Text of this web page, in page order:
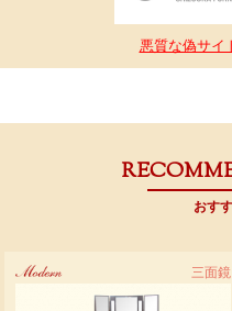
悪質な偽サイ
おす
三面鏡